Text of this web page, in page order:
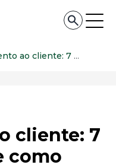
Atendimento ao cliente: 7 dicas práticas e como melhorar
cliente: 7
como